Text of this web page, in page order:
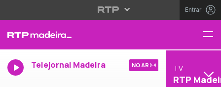
Entrar
Telejornal Madeira NO AR TV
RTP